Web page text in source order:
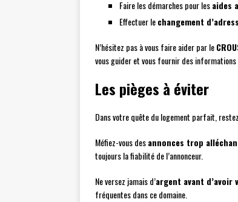
Faire les démarches pour lesaides
Effectuer lechangement
N’hésitez pas à vous faire aider par le
vous guider et vous fournir des informations
Les pièges à éviter
Dans votre quête du logement parfait,
Méfiez-vous desannonces trop
toujours la fiabilité de l’annonceur.
Ne versez jamais d’argent avant d’avoir
fréquentes dans ce domaine.